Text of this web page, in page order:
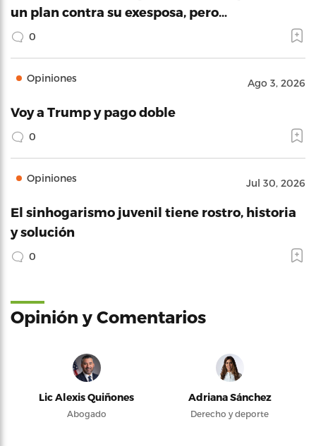
un plan contra su exesposa, pero…
0
Opiniones Ago 3, 2026
Voy a Trump y pago doble
0
Opiniones Jul 30, 2026
El sinhogarismo juvenil tiene rostro, historia
y solución
0
Opinión y Comentarios
Lic Alexis Quiñones
Abogado
Adriana Sánchez
Derecho y deporte